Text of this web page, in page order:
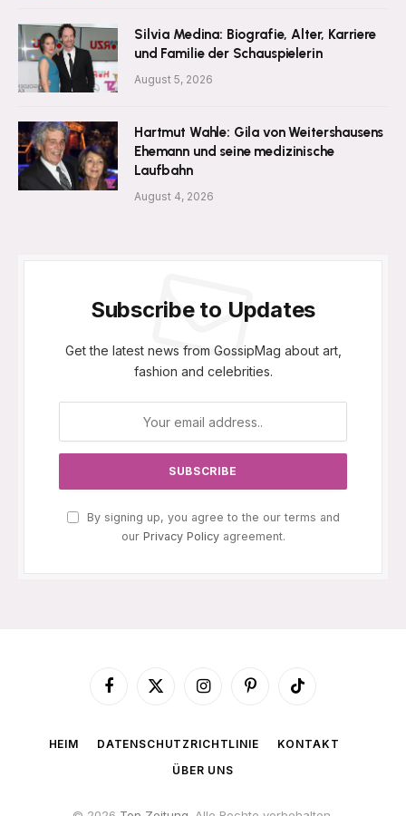
Silvia Medina: Biografie, Alter, Karriere
und Familie der Schauspielerin
August 5, 2026
Hartmut Wahle: Gila von Weitershausens
Ehemann und seine medizinische
Laufbahn
August 4, 2026
Subscribe to Updates
Get the latest news from GossipMag about art,
fashion and celebrities.
By signing up, you agree to the our terms and
our Privacy Policyagreement.
Facebook
X
InstagramPinterestTikTok
HEIM DATENSCHUTZRICHTLINIE
KONTAKT
ÜBER UNS